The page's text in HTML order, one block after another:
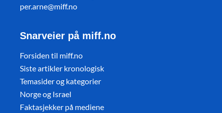
per.arne@miff.no
Snarveier på miff.no
Forsiden til miff.no
Siste artikler kronologisk
Temasider og kategorier
Norge og Israel
Faktasjekker på mediene